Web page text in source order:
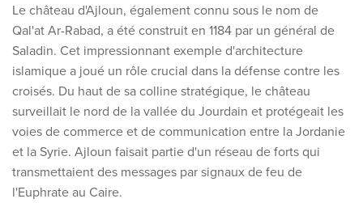
Le château d'Ajloun, également connu sous le nom de
Qal'at Ar-Rabad, a été construit en 1184 par un général de
Saladin. Cet impressionnant exemple d'architecture
islamique a joué un rôle crucial dans la défense contre les
croisés. Du haut de sa colline stratégique, le château
surveillait le nord de la vallée du Jourdain et protégeait les
voies de commerce et de communication entre la Jordanie
et la Syrie. Ajloun faisait partie d'un réseau de forts qui
transmettaient des messages par signaux de feu de
l'Euphrate au Caire.